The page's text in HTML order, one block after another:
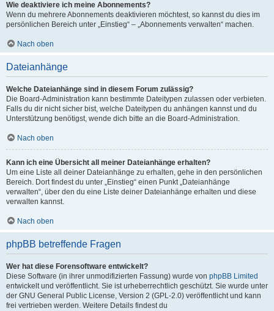
Wie deaktiviere ich meine Abonnements?
Wenn du mehrere Abonnements deaktivieren möchtest, so kannst du dies im
persönlichen Bereich unter „Einstieg“ – „Abonnements verwalten“ machen.
Nach oben
Dateianhänge
Welche Dateianhänge sind in diesem Forum zulässig?
Die Board-Administration kann bestimmte Dateitypen zulassen oder verbieten.
Falls du dir nicht sicher bist, welche Dateitypen du anhängen kannst und du
Unterstützung benötigst, wende dich bitte an die Board-Administration.
Nach oben
Kann ich eine Übersicht all meiner Dateianhänge erhalten?
Um eine Liste all deiner Dateianhänge zu erhalten, gehe in den persönlichen
Bereich. Dort findest du unter „Einstieg“ einen Punkt „Dateianhänge
verwalten“, über den du eine Liste deiner Dateianhänge erhalten und diese
verwalten kannst.
Nach oben
phpBB betreffende Fragen
Wer hat diese Forensoftware entwickelt?
Diese Software (in ihrer unmodifizierten Fassung) wurde von phpBB Limited
entwickelt und veröffentlicht. Sie ist urheberrechtlich geschützt. Sie wurde unter
der GNU General Public License, Version 2 (GPL-2.0) veröffentlicht und kann
frei vertrieben werden. Weitere Details findest du